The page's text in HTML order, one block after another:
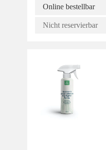
Online bestellbar
Nicht reservierbar